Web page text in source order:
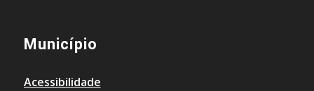
Município
Acessibilidade